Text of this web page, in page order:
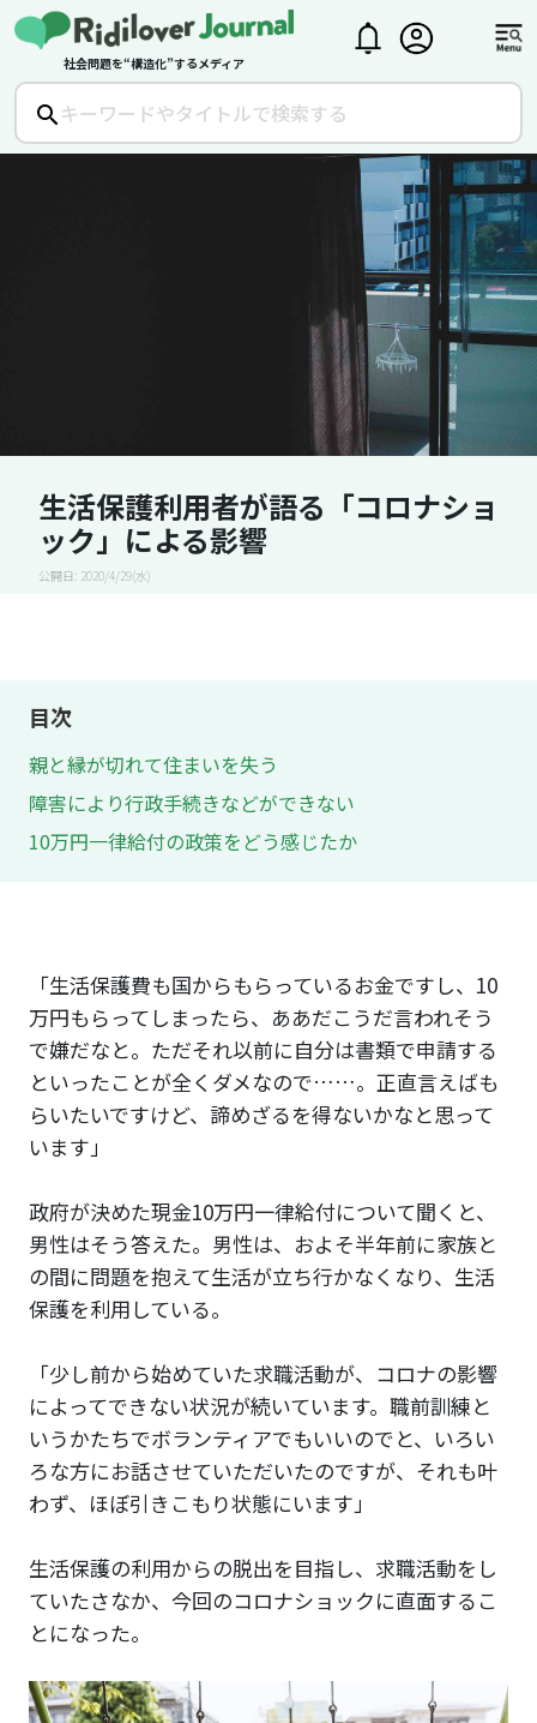
社会問題を“構造化”するメディア
生活保護利用者が語る「コロナショ
ック」による影響
公開日: 2020/4/29(水)
目次
親と縁が切れて住まいを失う
障害により行政手続きなどができない
10万円一律給付の政策をどう感じたか
「生活保護費も国からもらっているお金ですし、10
万円もらってしまったら、ああだこうだ言われそう
で嫌だなと。ただそれ以前に自分は書類で申請する
といったことが全くダメなので……。正直言えばも
らいたいですけど、諦めざるを得ないかなと思って
います」
政府が決めた現金10万円一律給付について聞くと、
男性はそう答えた。男性は、およそ半年前に家族と
の間に問題を抱えて生活が立ち行かなくなり、生活
保護を利用している。
「少し前から始めていた求職活動が、コロナの影響
によってできない状況が続いています。職前訓練と
いうかたちでボランティアでもいいのでと、いろい
ろな方にお話させていただいたのですが、それも叶
わず、ほぼ引きこもり状態にいます」
生活保護の利用からの脱出を目指し、求職活動をし
ていたさなか、今回のコロナショックに直面するこ
とになった。